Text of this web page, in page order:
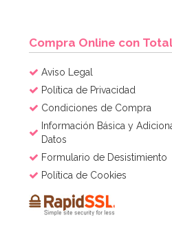
Compra Online con
Aviso Legal
Política de Privacidad
Condiciones de Compra
Información Básica y
Datos
Formulario de Desistimiento
Política de Cookies